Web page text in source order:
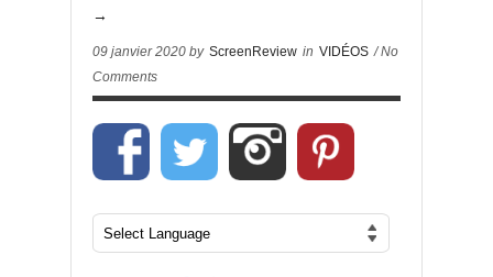
→
09 janvier 2020 by ScreenReview in VIDÉOS / No
Comments